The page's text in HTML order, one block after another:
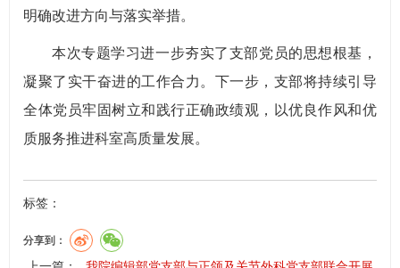
明确改进方向与落实举措。
本次专题学习进一步夯实了支部党员的思想根基，
凝聚了实干奋进的工作合力。下一步，支部将持续引导
全体党员牢固树立和践行正确政绩观，以优良作风和优
质服务推进科室高质量发展。
标签：
分享到：